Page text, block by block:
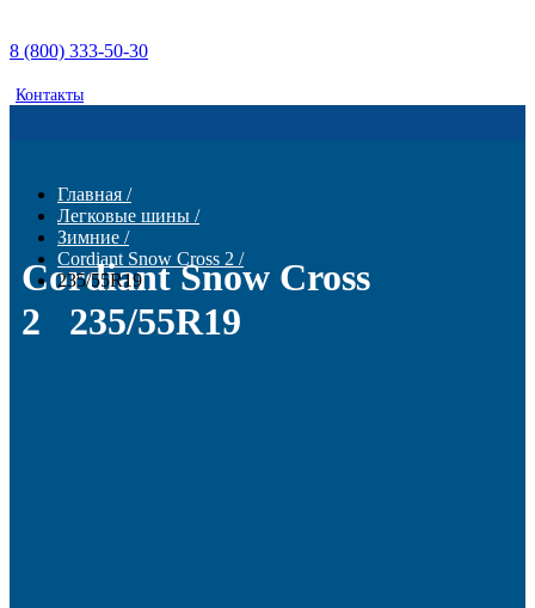
8 (800) 333-50-30
Контакты
Главная /
Легковые шины /
Зимние /
Cordiant Snow Cross 2 /
235/55R19
Cordiant Snow Cross
2 235/55R19